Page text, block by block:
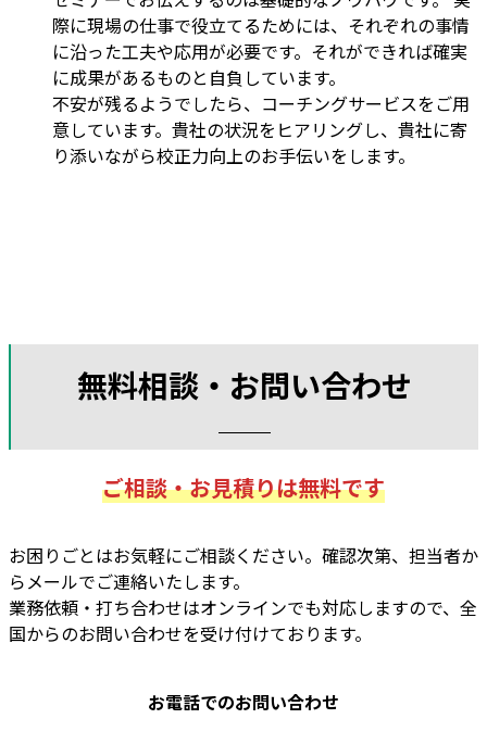
際に現場の仕事で役立てるためには、それぞれの事情
に沿った工夫や応用が必要です。それができれば確実
に成果があるものと自負しています。
不安が残るようでしたら、コーチングサービスをご用
意しています。貴社の状況をヒアリングし、貴社に寄
り添いながら校正力向上のお手伝いをします。
無料相談・お問い合わせ
ご相談・お見積りは無料です
お困りごとはお気軽にご相談ください。確認次第、担当者か
らメールでご連絡いたします。
業務依頼・打ち合わせはオンラインでも対応しますので、全
国からのお問い合わせを受け付けております。
お電話でのお問い合わせ